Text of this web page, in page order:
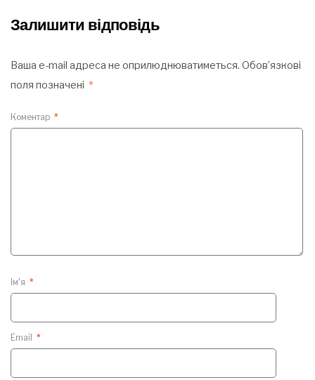
Залишити відповідь
Ваша e-mail адреса не оприлюднюватиметься. Обов’язкові
поля позначені *
Коментар *
Ім'я *
Email *